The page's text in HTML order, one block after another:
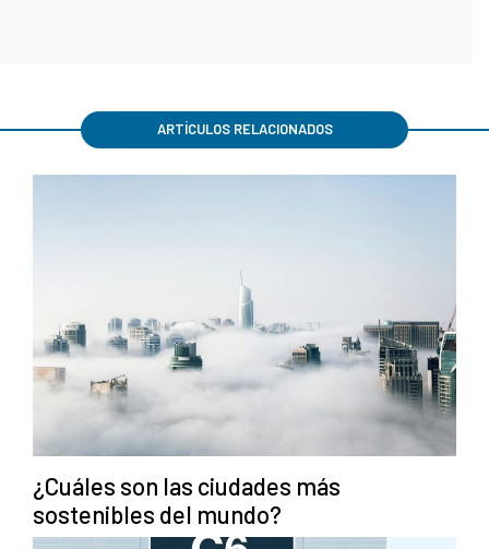
ARTÍCULOS RELACIONADOS
¿Cuáles son las ciudades más
sostenibles del mundo?